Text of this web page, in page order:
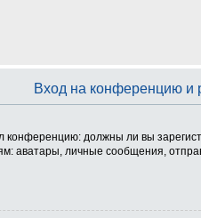
Вход на конференцию и
конференцию: должны ли вы
личные сообщения,